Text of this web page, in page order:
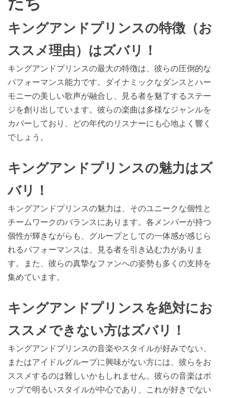
キングアンドプリンスの特徴（お
ススメ理由）はズバリ！
キングアンドプリンスの最大の特徴は、彼らの圧倒的な
パフォーマンス能力です。ダイナミックなダンスとハー
モニーの美しい歌声が融合し、見る者を魅了するステー
ジを創り出しています。彼らの楽曲は多様なジャンルを
カバーしており、どの年代のリスナーにも心地よく響く
でしょう。
キングアンドプリンスの魅力はズ
バリ！
キングアンドプリンスの魅力は、そのユニークな個性と
チームワークのバランスにあります。各メンバーが持つ
個性が輝きながらも、グループとしての一体感が感じら
れるパフォーマンスは、見る者を引き込む力がありま
す。また、彼らの真摯なファンへの姿勢も多くの支持を
集めています。
キングアンドプリンスを絶対にお
ススメできない方はズバリ！
キングアンドプリンスの音楽やスタイルが好みでない、
またはアイドルグループに興味がない方には、彼らをお
ススメするのは難しいかもしれません。彼らの音楽はポ
ップで明るいスタイルが中心であり、これが好きでない